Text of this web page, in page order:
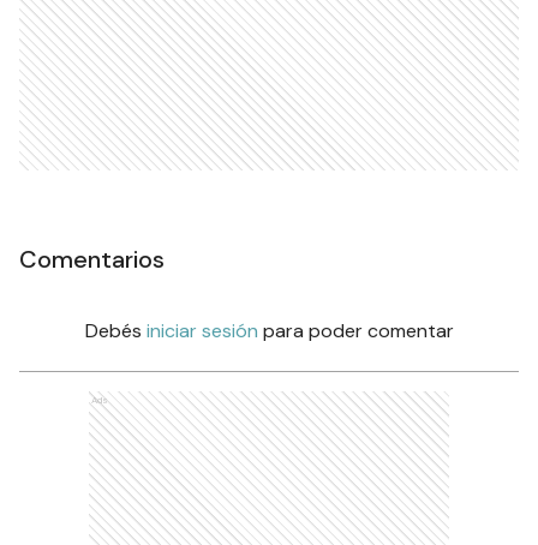
Comentarios
Debés iniciar sesión para poder comentar
Ads